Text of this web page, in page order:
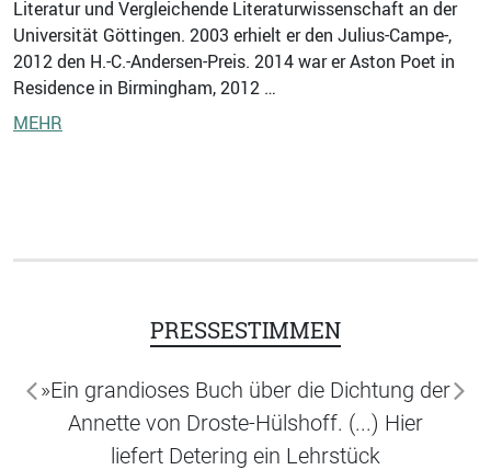
Literatur und Vergleichende Literaturwissenschaft an der
Universität Göttingen. 2003 erhielt er den Julius-Campe-,
2012 den H.-C.-Andersen-Preis. 2014 war er Aston Poet in
Residence in Birmingham, 2012 …
MEHR
PRESSESTIMMEN
»Ein grandioses Buch über die Dichtung der
Annette von Droste-Hülshoff. (...) Hier
liefert Detering ein Lehrstück
zurück